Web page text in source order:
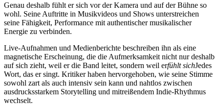
Genau deshalb fühlt er sich vor der Kamera und auf der Bühne so
wohl. Seine Auftritte in Musikvideos und Shows unterstreichen
seine Fähigkeit, Performance mit authentischer musikalischer
Energie zu verbinden.
Live-Aufnahmen und Medienberichte beschreiben ihn als eine
magnetische Erscheinung, die die Aufmerksamkeit nicht nur deshalb
auf sich zieht, weil er die Band leitet, sondern weil erfühlt sichJedes
Wort, das er singt. Kritiker haben hervorgehoben, wie seine Stimme
sowohl zart als auch intensiv sein kann und nahtlos zwischen
ausdrucksstarkem Storytelling und mitreißendem Indie-Rhythmus
wechselt.